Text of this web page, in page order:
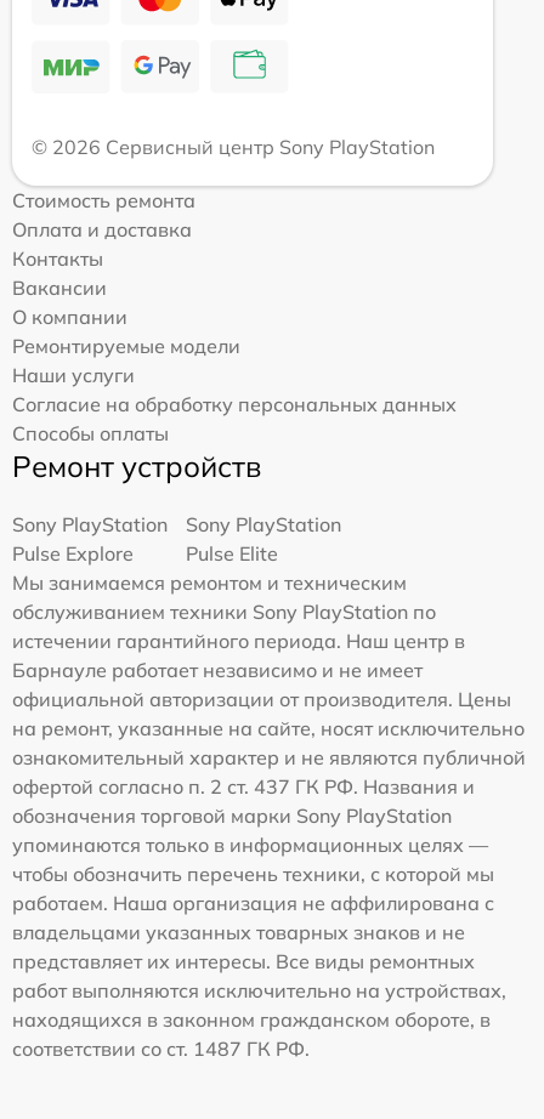
© 2026 Сервисный центр Sony PlayStation
Стоимость ремонта
Оплата и доставка
Контакты
Вакансии
О компании
Ремонтируемые модели
Наши услуги
Согласие на обработку персональных данных
Способы оплаты
Ремонт устройств
Sony PlayStation
Pulse Explore
Sony PlayStation
Pulse Elite
Мы занимаемся ремонтом и техническим
обслуживанием техники Sony PlayStation по
истечении гарантийного периода. Наш центр в
Барнауле работает независимо и не имеет
официальной авторизации от производителя. Цены
на ремонт, указанные на сайте, носят исключительно
ознакомительный характер и не являются публичной
офертой согласно п. 2 ст. 437 ГК РФ. Названия и
обозначения торговой марки Sony PlayStation
упоминаются только в информационных целях —
чтобы обозначить перечень техники, с которой мы
работаем. Наша организация не аффилирована с
владельцами указанных товарных знаков и не
представляет их интересы. Все виды ремонтных
работ выполняются исключительно на устройствах,
находящихся в законном гражданском обороте, в
соответствии со ст. 1487 ГК РФ.